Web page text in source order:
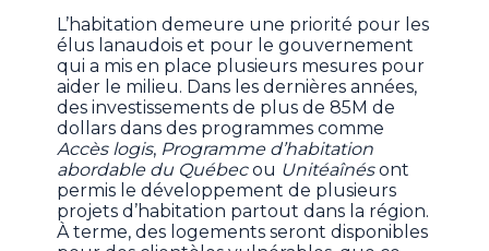
L’habitation demeure une priorité pour les
élus lanaudois et pour le gouvernement
qui a mis en place plusieurs mesures pour
aider le milieu. Dans les dernières années,
des investissements de plus de 85M de
dollars dans des programmes comme
Accès logis, Programme d’habitation
abordable du Québecou Unitéaînésont
permis le développement de plusieurs
projets d’habitation partout dans la région.
À terme, des logements seront disponibles